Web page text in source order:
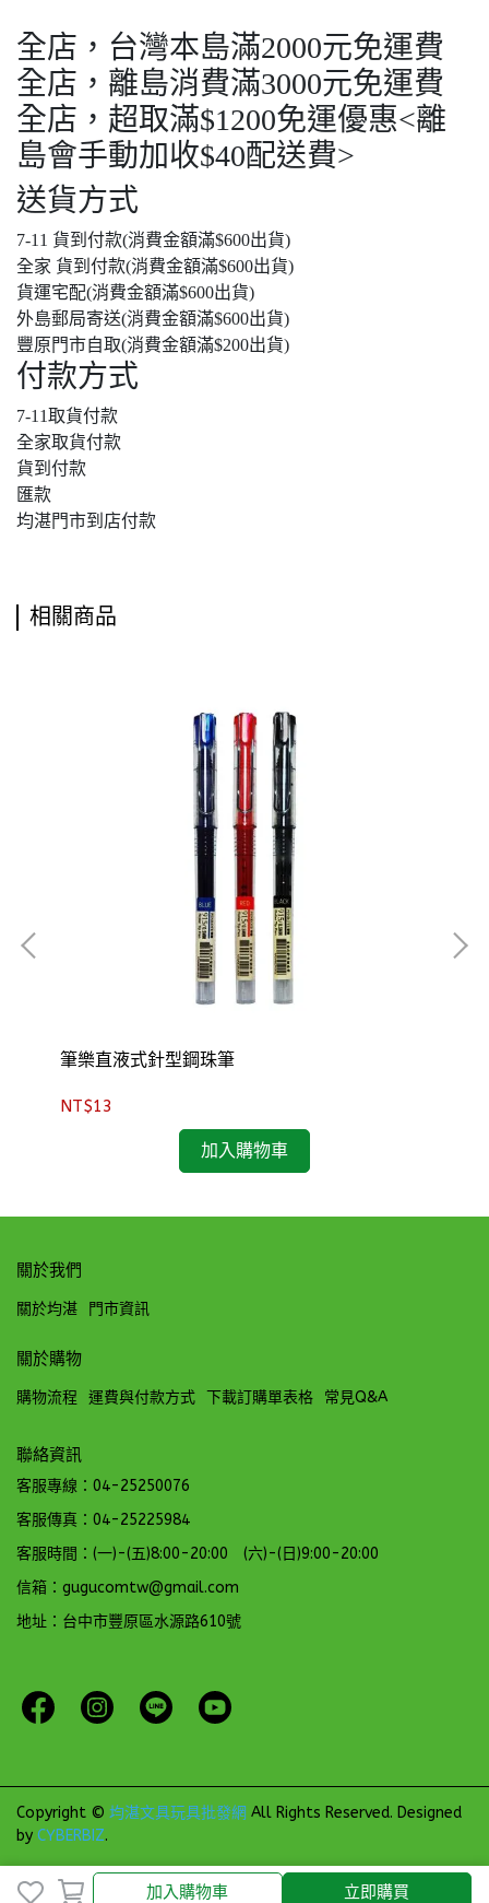
加入購物車 立即購買
全店，台灣本島滿2000元免運費
全店，離島消費滿3000元免運費
全店，超取滿$1200免運優惠<離
島會手動加收$40配送費>
送貨方式
7-11 貨到付款(消費金額滿$600出貨)
全家 貨到付款(消費金額滿$600出貨)
貨運宅配(消費金額滿$600出貨)
外島郵局寄送(消費金額滿$600出貨)
豐原門市自取(消費金額滿$200出貨)
付款方式
7-11取貨付款
全家取貨付款
貨到付款
匯款
均湛門市到店付款
相關商品
筆樂直液式針型鋼珠筆
NT$13
加入購物車
關於我們
關於均湛 門市資訊
關於購物
購物流程 運費與付款方式 下載訂購單表格 常見Q&A
聯絡資訊
客服專線：04-25250076
客服傳真：04-25225984
客服時間：(一)-(五)8:00-20:00 (六)-(日)9:00-20:00
信箱：gugucomtw@gmail.com
地址：台中市豐原區水源路610號
Copyright © 均湛文具玩具批發網 All Rights Reserved. Designed
by CYBERBIZ.